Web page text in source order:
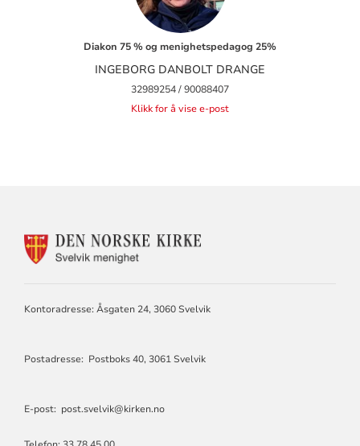
Diakon 75 % og menighetspedagog 25%
INGEBORG DANBOLT DRANGE
32989254 / 90088407
Klikk for å vise e-post
KONTAKTINFORMASJON
Kontoradresse: Åsgaten 24, 3060 Svelvik
Postadresse: Postboks 40, 3061 Svelvik
E-post: post.svelvik@kirken.no